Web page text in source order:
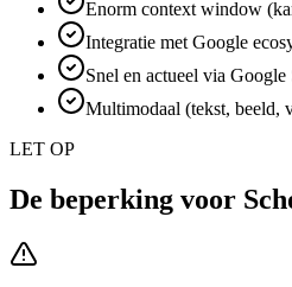
Enorm context window
Integratie met Google
Snel en actueel via Google
Multimodaal (tekst, beeld,
LET OP
De beperking voor